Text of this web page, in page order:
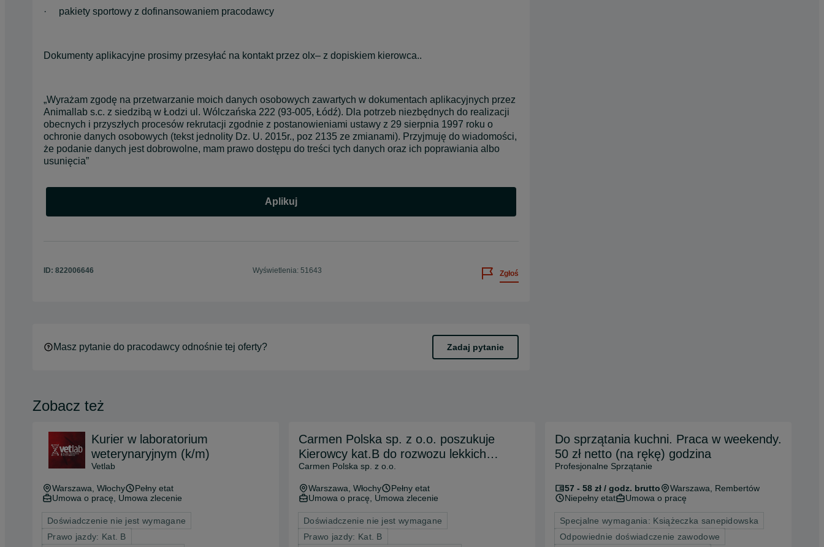
·     pakiety sportowy z dofinansowaniem pracodawcy
Dokumenty aplikacyjne prosimy przesyłać na kontakt przez olx– z dopiskiem kierowca..
„Wyrażam zgodę na przetwarzanie moich danych osobowych zawartych w dokumentach aplikacyjnych przez
Animallab s.c. z siedzibą w Łodzi ul. Wólczańska 222 (93-005, Łódź). Dla potrzeb niezbędnych do realizacji
obecnych i przyszłych procesów rekrutacji zgodnie z postanowieniami ustawy z 29 sierpnia 1997 roku o
ochronie danych osobowych (tekst jednolity Dz. U. 2015r., poz 2135 ze zmianami). Przyjmuję do wiadomości,
że podanie danych jest dobrowolne, mam prawo dostępu do treści tych danych oraz ich poprawiania albo
usunięcia”
Aplikuj
ID: 822006646 Wyświetlenia: 51643 Zgłoś
Masz pytanie do pracodawcy odnośnie tej oferty? Zadaj pytanie
Zobacz też
Kurier w laboratorium
weterynaryjnym (k/m)
Vetlab
Warszawa, Włochy
Pełny etat
Umowa o pracę, Umowa zlecenie
Doświadczenie nie jest wymagane
Prawo jazdy: Kat. B
Carmen Polska sp. z o.o. poszukuje
Kierowcy kat.B do rozwozu lekkich
towarów w Warszawie i okolicy! ul.
Łopuszańska 24D
Carmen Polska sp. z o.o.
Warszawa, Włochy
Pełny etat
Umowa o pracę, Umowa zlecenie
Doświadczenie nie jest wymagane
Prawo jazdy: Kat. B
Do sprzątania kuchni. Praca w weekendy.
50 zł netto (na rękę) godzina
Profesjonalne Sprzątanie
57 - 58 zł / godz. brutto Warszawa, Rembertów
Niepełny etat
Umowa o pracę
Specjalne wymagania: Książeczka sanepidowska
Odpowiednie doświadczenie zawodowe